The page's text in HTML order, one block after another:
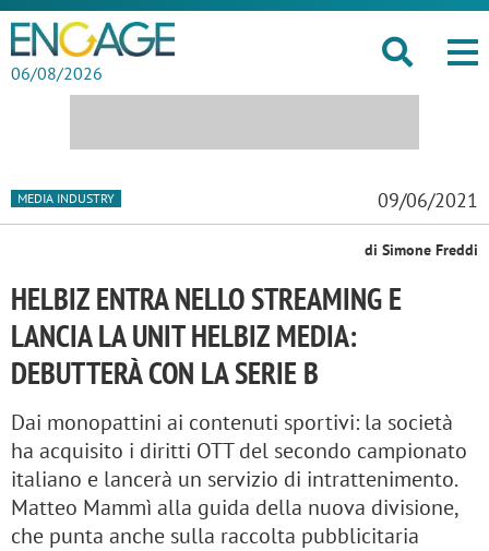
06/08/2026
MEDIA INDUSTRY 09/06/2021
di Simone Freddi
HELBIZ ENTRA NELLO STREAMING E
LANCIA LA UNIT HELBIZ MEDIA:
DEBUTTERÀ CON LA SERIE B
Dai monopattini ai contenuti sportivi: la società
ha acquisito i diritti OTT del secondo campionato
italiano e lancerà un servizio di intrattenimento.
Matteo Mammì alla guida della nuova divisione,
che punta anche sulla raccolta pubblicitaria